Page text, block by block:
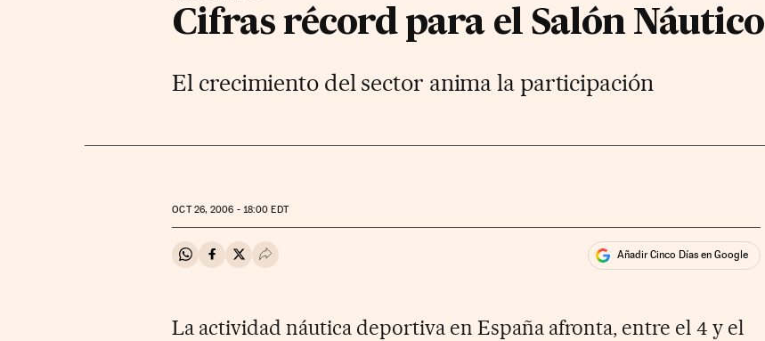
Cifras récord para el Salón
El crecimiento del sector anima la participación
OCT26, 2006 - 18:00 EDT
Compartir en Whatsapp
Compartir en Facebook
Compartir en Twitter
Desplegar Redes Sociales Añadir Cinco Días en Google
La actividad náutica deportiva en España afronta, entre el 4 y el